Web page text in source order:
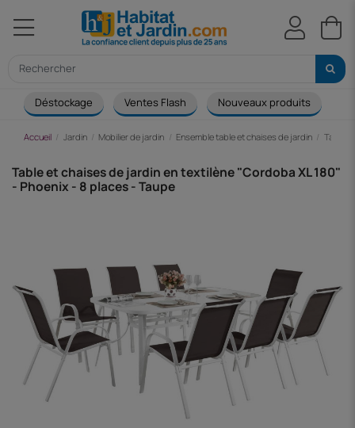
Déstockage Ventes Flash Nouveaux produits
Accueil Jardin Mobilier de jardin Ensemble table et chaises de jardin Table
Table et chaises de jardin en textilène "Cordoba XL 180"
- Phoenix - 8 places - Taupe